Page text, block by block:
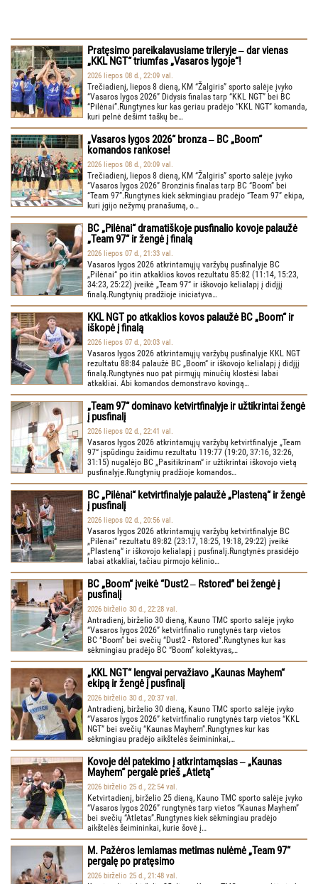
Pratęsimo pareikalavusiame trileryje ‒ dar vienas
„KKL NGT“ triumfas „Vasaros lygoje“!
2026 liepos 08 d., 22:09 val.
Trečiadienį, liepos 8 dieną, KM “Žalgiris” sporto salėje įvyko
“Vasaros lygos 2026” Didysis finalas tarp “KKL NGT” bei BC
“Pilėnai”.Rungtynes kur kas geriau pradėjo “KKL NGT” komanda,
kuri pelnė dešimt taškų be…
„Vasaros lygos 2026“ bronza ‒ BC „Boom“
komandos rankose!
2026 liepos 08 d., 20:09 val.
Trečiadienį, liepos 8 dieną, KM “Žalgiris” sporto salėje įvyko
“Vasaros lygos 2026” Bronzinis finalas tarp BC “Boom” bei
“Team 97”.Rungtynes kiek sėkmingiau pradėjo “Team 97” ekipa,
kuri įgijo nežymų pranašumą, o…
BC „Pilėnai“ dramatiškoje pusfinalio kovoje palaužė
„Team 97“ ir žengė į finalą
2026 liepos 07 d., 21:33 val.
Vasaros lygos 2026 atkrintamųjų varžybų pusfinalyje BC
„Pilėnai“ po itin atkaklios kovos rezultatu 85:82 (11:14, 15:23,
34:23, 25:22) įveikė „Team 97“ ir iškovojo kelialapį į didįjį
finalą.Rungtynių pradžioje iniciatyva…
KKL NGT po atkaklios kovos palaužė BC „Boom“ ir
iškopė į finalą
2026 liepos 07 d., 20:03 val.
Vasaros lygos 2026 atkrintamųjų varžybų pusfinalyje KKL NGT
rezultatu 88:84 palaužė BC „Boom“ ir iškovojo kelialapį į didįjį
finalą.Rungtynės nuo pat pirmųjų minučių klostėsi labai
atkakliai. Abi komandos demonstravo kovingą…
„Team 97“ dominavo ketvirtfinalyje ir užtikrintai žengė
į pusfinalį
2026 liepos 02 d., 22:41 val.
Vasaros lygos 2026 atkrintamųjų varžybų ketvirtfinalyje „Team
97“ įspūdingu žaidimu rezultatu 119:77 (19:20, 37:16, 32:26,
31:15) nugalėjo BC „Pasitikrinam“ ir užtikrintai iškovojo vietą
pusfinalyje.Rungtynių pradžioje komandos…
BC „Pilėnai“ ketvirtfinalyje palaužė „Plasteną“ ir žengė
į pusfinalį
2026 liepos 02 d., 20:56 val.
Vasaros lygos 2026 atkrintamųjų varžybų ketvirtfinalyje BC
„Pilėnai“ rezultatu 89:82 (23:17, 18:25, 19:18, 29:22) įveikė
„Plasteną“ ir iškovojo kelialapį į pusfinalį.Rungtynės prasidėjo
labai atkakliai, tačiau pirmojo kėlinio…
BC „Boom“ įveikė “Dust2 ‒ Rstored” bei žengė į
pusfinalį
2026 birželio 30 d., 22:28 val.
Antradienį, birželio 30 dieną, Kauno TMC sporto salėje įvyko
“Vasaros lygos 2026” ketvirtfinalio rungtynės tarp vietos
BC “Boom” bei svečių “Dust2 - Rstored”.Rungtynes kur kas
sėkmingiau pradėjo BC “Boom” kolektyvas,…
„KKL NGT“ lengvai pervažiavo „Kaunas Mayhem“
ekipą ir žengė į pusfinalį
2026 birželio 30 d., 20:37 val.
Antradienį, birželio 30 dieną, Kauno TMC sporto salėje įvyko
“Vasaros lygos 2026” ketvirtfinalio rungtynės tarp vietos “KKL
NGT” bei svečių “Kaunas Mayhem”.Rungtynes kur kas
sėkmingiau pradėjo aikštelės šeimininkai,…
Kovoje dėl patekimo į atkrintamąsias ‒ „Kaunas
Mayhem“ pergalė prieš „Atletą“
2026 birželio 25 d., 22:54 val.
Ketvirtadienį, birželio 25 dieną, Kauno TMC sporto salėje įvyko
“Vasaros lygos 2026” rungtynės tarp vietos “Kaunas Mayhem”
bei svečių “Atletas”.Rungtynes kiek sėkmingiau pradėjo
aikštelės šeimininkai, kurie šovė į…
M. Pažėros lemiamas metimas nulėmė „Team 97“
pergalę po pratęsimo
2026 birželio 25 d., 21:48 val.